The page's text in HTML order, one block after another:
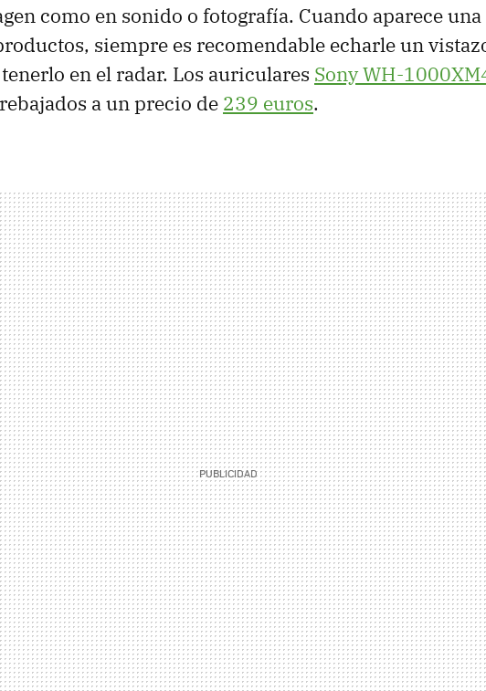
como en sonido o fotografía. Cuando aparece
siempre es recomendable echarle un
en el radar. Los auriculares Sony WH-
a un precio de 239 euros.